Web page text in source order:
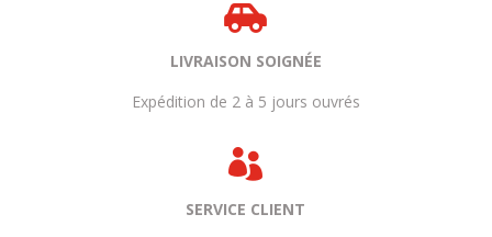

LIVRAISON SOIGNÉE
Expédition de 2 à 5 jours ouvrés

SERVICE CLIENT